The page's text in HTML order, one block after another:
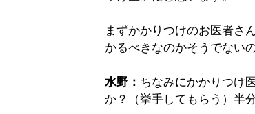
まずかかりつけのお医者さ
かるべきなのかそうでない
水野： ちなみにかかりつけ
か？（挙手してもらう）半